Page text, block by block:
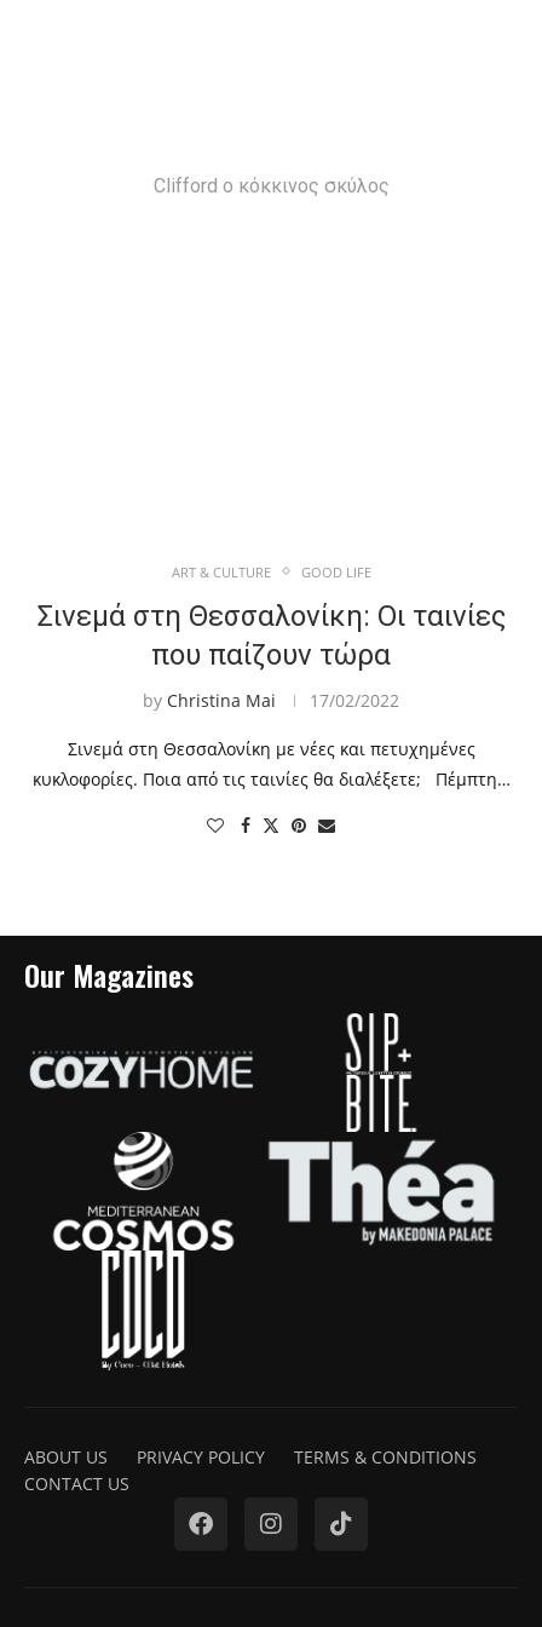
Clifford o κόκκινος σκύλος
ART & CULTURE GOOD LIFE
Σινεμά στη Θεσσαλονίκη: Οι ταινίες
που παίζουν τώρα
by Christina Mai 17/02/2022
Σινεμά στη Θεσσαλονίκη με νέες και πετυχημένες
κυκλοφορίες. Ποια από τις ταινίες θα διαλέξετε; Πέμπτη…
Our Magazines
ABOUT US PRIVACY POLICY
TERMS & CONDITIONS
CONTACT US